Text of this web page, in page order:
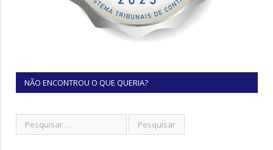
NÃO ENCONTROU O QUE QUERIA?